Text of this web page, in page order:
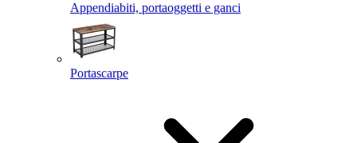
Appendiabiti, portaoggetti e ganci
Portascarpe